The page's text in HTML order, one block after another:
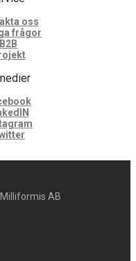
oss
frågor
B2B
AB